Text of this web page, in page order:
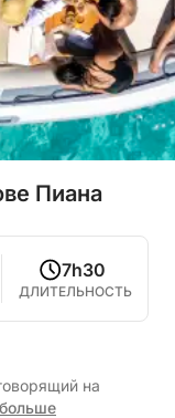
Пиана
7h30
ДЛИТЕЛЬНОСТЬ
на